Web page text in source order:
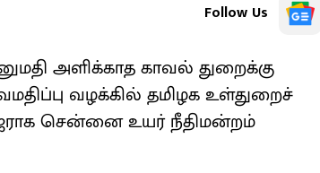
Follow Us
அளிக்காத காவல் துறைக்கு
வழக்கில் தமிழக உள்துறைச்
சென்னை உயர் நீதிமன்றம்